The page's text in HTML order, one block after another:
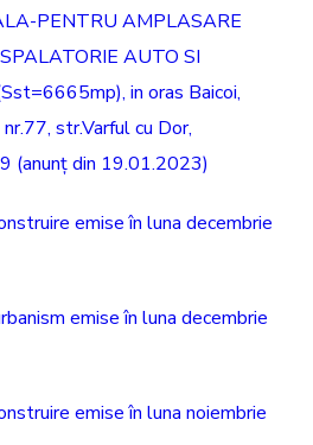
PENTRU AMPLASARE
AUTO SI
in oras Baicoi,
str.Varful cu Dor,
(anunț din 19.01.2023)
emise în luna decembrie
emise în luna decembrie
emise în luna noiembrie